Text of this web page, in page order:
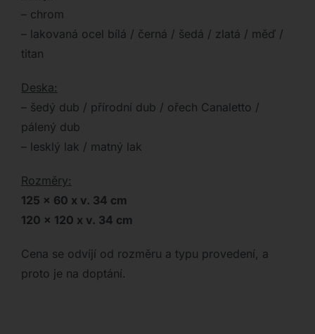
– chrom
– lakovaná ocel bílá / černá / šedá / zlatá / měď /
titan
Deska:
– šedý dub / přírodní dub / ořech Canaletto /
pálený dub
– lesklý lak / matný lak
Rozměry:
125 x 60 x v. 34 cm
120 x 120 x v. 34 cm
Cena se odvíjí od rozměru a typu provedení, a
proto je na doptání.